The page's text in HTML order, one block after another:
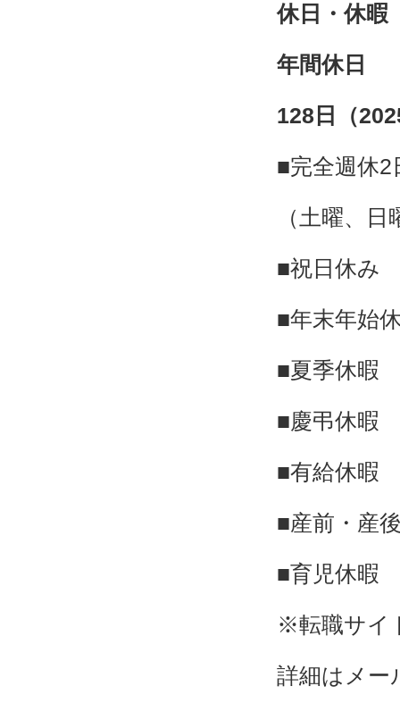
休日・休暇
年間休日
128日（
■完全週休2
（土曜、日
■祝日休み
■年末年始
■夏季休暇
■慶弔休暇
■有給休暇
■産前・産
■育児休暇
※転職サイ
詳細はメー